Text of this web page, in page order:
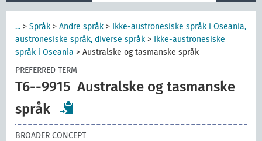
... >Språk >Andre språk > Ikke-austronesiske språk i Oseania,
austronesiske språk, diverse språk > Ikke-austronesiske
språk i Oseania >Australske og tasmanske språk
PREFERRED TERM
T6--9915 Australske og tasmanske
språk
BROADER CONCEPT